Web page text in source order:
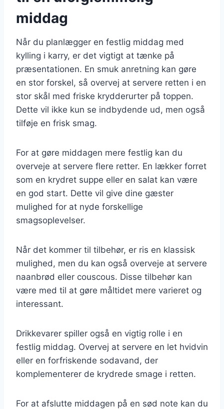
middag
Når du planlægger en festlig middag med
kylling i karry, er det vigtigt at tænke på
præsentationen. En smuk anretning kan gøre
en stor forskel, så overvej at servere retten i en
stor skål med friske krydderurter på toppen.
Dette vil ikke kun se indbydende ud, men også
tilføje en frisk smag.
For at gøre middagen mere festlig kan du
overveje at servere flere retter. En lækker forret
som en krydret suppe eller en salat kan være
en god start. Dette vil give dine gæster
mulighed for at nyde forskellige
smagsoplevelser.
Når det kommer til tilbehør, er ris en klassisk
mulighed, men du kan også overveje at servere
naanbrød eller couscous. Disse tilbehør kan
være med til at gøre måltidet mere varieret og
interessant.
Drikkevarer spiller også en vigtig rolle i en
festlig middag. Overvej at servere en let hvidvin
eller en forfriskende sodavand, der
komplementerer de krydrede smage i retten.
For at afslutte middagen på en sød note kan du